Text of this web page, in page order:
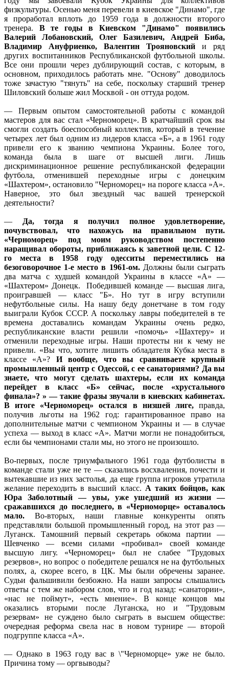
физкультуры. Осенью меня перевели в киевское "Динамо", где
я проработал вплоть до 1959 года в должности второго
тренера. В те годы в Киевском "Динамо" появились
Валерий Лобановский, Олег Базилевич, Андрей Биба,
Владимир Ануфриенко, Валентин Трояновский и ряд
других воспитанников Республиканской футбольной школы.
Все они прошли через дублирующий состав, с которым, в
основном, приходилось работать мне. "Основу" доводилось
тоже зачастую "тянуть" на себе, поскольку старший тренер
Шиловский больше жил Москвой - он оттуда родом.
— Первым опытом самостоятельной работы с командой
мастеров для вас стал «Черноморец». В кратчайший срок вы
смогли создать боеспособный коллектив, который в течение
четырех лет был одним из лидеров класса «Б», а в 1961 году
привели его к званию чемпиона Украины. Более того,
команда была в шаге от высшей лиги. Лишь
дискриминационное решение республиканской федерации
футбола, отменившей переходные игры с донецким
«Шахтером», остановило "Черноморец» на пороге класса »А».
Наверное, это был звездный час вашей тренерской
деятельности?
—
Да, тогда я получил полное удовлетворение,
почувствовал, что нахожусь на правильном пути.
«Черноморец» под моим руководством постепенно
наращивал обороты, приближаясь к заветной цели. С 12-
го места в 1958 году одесситы переместились на
безоговорочное 1-е место в 1961-ом.Должны были сыграть
два матча с худшей командой Украины в классе «А» —
«Шахтером» Донецк. Победившей команде — высшая лига,
проигравшей — класс "Б». Но тут в игру вступили
нефутбольные силы. На нашу беду донетчане в том году
выиграли Кубок СССР. А поскольку лавры победителей в те
времена доставались командам Украины очень редко,
республиканские власти решили «помочь» «Шахтеру» и
отменили переходные игры. Наши протесты ни к чему не
привели. «Вы что, хотите лишить обладателя Кубка места в
классе «А»? И вообще, что вы сравниваете крупный
промышленный центр с Одессой, с ее санаториями? Да вы
знаете, что могут сделать шахтеры, если их команда
перейдет в класс «Б» сейчас, после «хрустального
финала»? » — такие фразы звучали в киевских кабинетах.
В итоге «Черноморец» остался в низшей лиге,правда,
получив льготы на 1962 год: гарантированное право на
дополнительные матчи с чемпионом Украины и — в случае
успеха — выход в класс «А». Матчи могли не понадобиться,
если бы чемпионами стали мы, но этого не произошло.
Во-первых, после триумфального 1961 года футболисты в
команде стали уже не те — сказались восхваления, почести и
вытекавшие из них застолья, да еще группа игроков утратила
желание переходить в высший класс. А таких бойцов, как
Юра Заболотный — увы, уже ушедший из жизни —
сражавшихся до последнего, в «Черноморце» оставалось
мало. Во-вторых, наши главные конкуренты опять
представляли большой промышленный город, на этот раз —
Луганск. Тамошний первый секретарь обкома партии —
Шевченко — всеми силами «пробивал» своей команде
высшую лигу. «Черноморец» был не слабее "Трудовых
резервов», но вопрос о победителе решался не на футбольных
полях, а, скорее всего, в ЦК. Мы были обречены заранее.
Судьи фальшивили безбожно. На наши запросы слышались
ответы с тем же набором слов, что и год назад: «санатории»,
«нас не поймут», «есть мнение». В конце концов мы
оказались вторыми после Луганска, но и "Трудовым
резервам» не суждено было сыграть в высшем обществе:
очередная реформа свела нас в новом турнире — второй
подгруппе класса «А».
— Однако в 1963 году вас в \"Черноморце» уже не было.
Причина тому — оргвыводы?